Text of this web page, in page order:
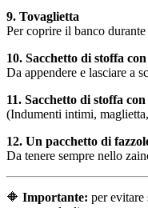
9. Tovaglietta
Per coprire il banco durante
10. Sacchetto di stoffa
Da appendere e lasciare a
11. Sacchetto di stoffa
(Indumenti intimi,
12. Un pacchetto di
Da tenere sempre nello
🔶 Importante: per evitare